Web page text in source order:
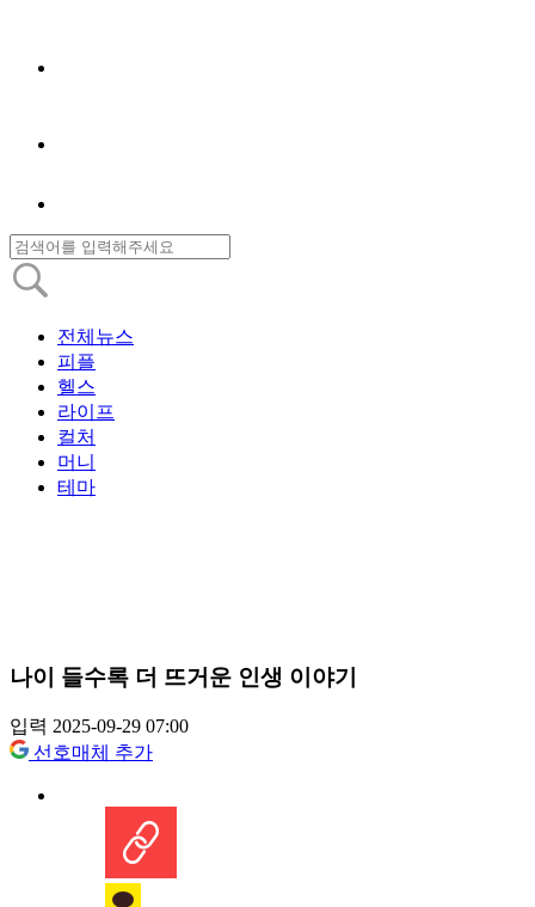
전체뉴스
피플
헬스
라이프
컬처
머니
테마
나이 들수록 더 뜨거운 인생 이야기
입력 2025-09-29 07:00
선호매체 추가